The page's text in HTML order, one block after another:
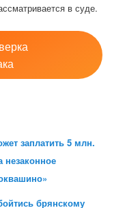
в суде.
заплатить 5 млн.
брянскому